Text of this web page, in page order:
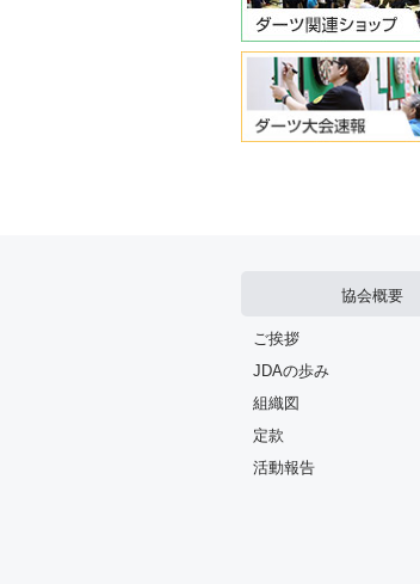
協会概要
ご挨拶
JDAの歩み
組織図
定款
活動報告